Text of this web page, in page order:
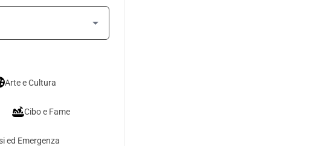
arrow_drop_down
Arte e Cultura
Cibo e Fame
ed Emergenza